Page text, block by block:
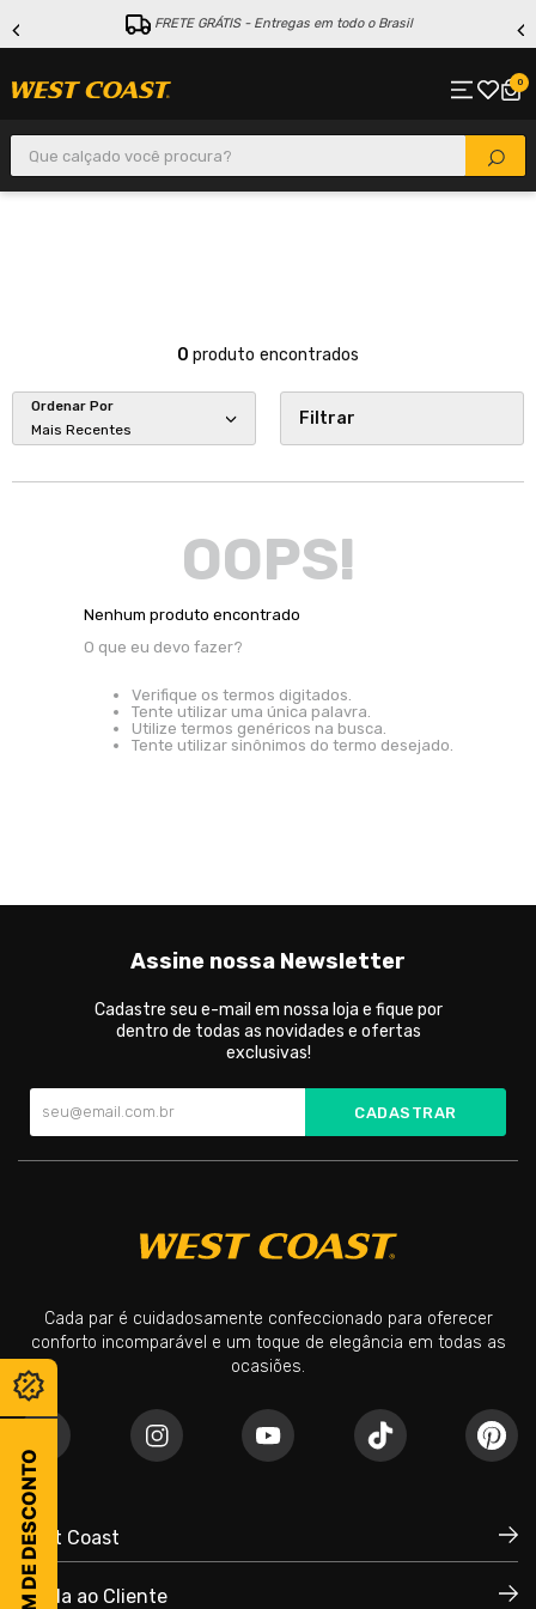
FRETE GRÁTIS - Entregas em todo o Brasil
0
Que calçado você procura?
CUPOM DE DESCONTO
0 produto
Ordenar Por
Mais Recentes
Filtrar
OOPS!
Nenhum produto encontrado
O que eu devo fazer?
Verifique os termos digitados.
Tente utilizar uma única palavra.
Utilize termos genéricos na busca.
Tente utilizar sinônimos do termo desejado.
Assine nossa Newsletter
Cadastre seu e-mail em nossa loja e fique por
dentro de todas as novidades e ofertas
exclusivas!
CADASTRAR
Cada par é cuidadosamente confeccionado para oferecer
conforto incomparável e um toque de elegância em todas as
ocasiões.
West Coast
Quem Somos
Ajuda ao Cliente